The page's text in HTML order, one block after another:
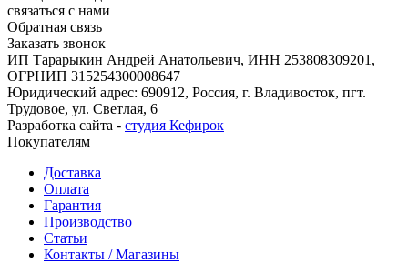
связаться с нами
Обратная связь
Заказать звонок
ИП Тарарыкин Андрей Анатольевич, ИНН 253808309201,
ОГРНИП 315254300008647
Юридический адрес: 690912, Россия, г. Владивосток, пгт.
Трудовое, ул. Светлая, 6
Разработка сайта - студия Кефирок
Покупателям
Доставка
Оплата
Гарантия
Производство
Статьи
Контакты / Магазины